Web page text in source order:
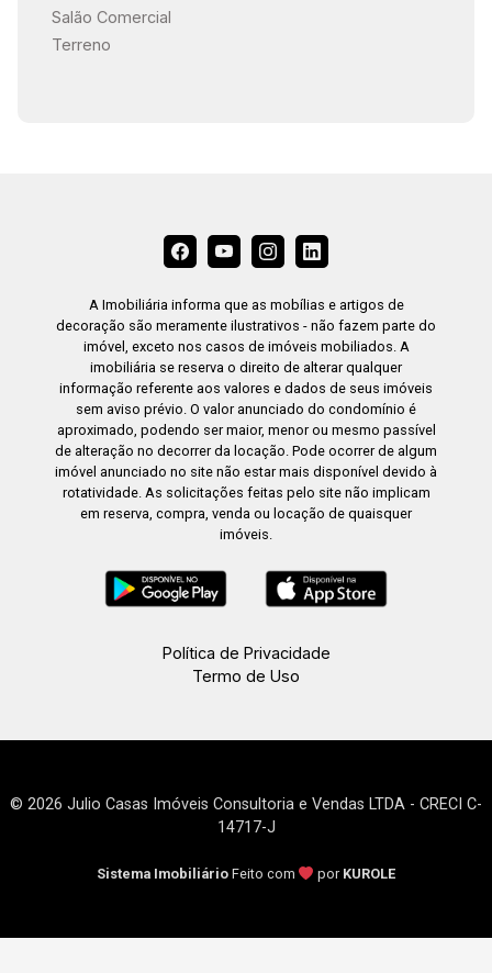
Salão Comercial
Terreno
A Imobiliária informa que as mobílias e artigos de
decoração são meramente ilustrativos - não fazem parte do
imóvel, exceto nos casos de imóveis mobiliados. A
imobiliária se reserva o direito de alterar qualquer
informação referente aos valores e dados de seus imóveis
sem aviso prévio. O valor anunciado do condomínio é
aproximado, podendo ser maior, menor ou mesmo passível
de alteração no decorrer da locação. Pode ocorrer de algum
imóvel anunciado no site não estar mais disponível devido à
rotatividade. As solicitações feitas pelo site não implicam
em reserva, compra, venda ou locação de quaisquer
imóveis.
Política de Privacidade
Termo de Uso
© 2026 Julio Casas Imóveis Consultoria e Vendas LTDA - CRECI C-
14717-J
Sistema Imobiliário Feito com por KUROLE